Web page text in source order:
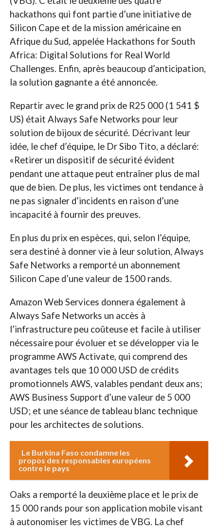
hackathons qui font partie d’une initiative de
Silicon Cape et de la mission américaine en
Afrique du Sud, appelée Hackathons for South
Africa: Digital Solutions for Real World
Challenges. Enfin, après beaucoup d’anticipation,
la solution gagnante a été annoncée.
Repartir avec le grand prix de R25 000 (1 541 $
US) était Always Safe Networks pour leur
solution de bijoux de sécurité. Décrivant leur
idée, le chef d’équipe, le Dr Sibo Tito, a déclaré:
«Retirer un dispositif de sécurité évident
pendant une attaque peut entraîner plus de mal
que de bien. De plus, les victimes ont tendance à
ne pas signaler d’incidents en raison d’une
incapacité à fournir des preuves.
En plus du prix en espèces, qui, selon l’équipe,
sera destiné à donner vie à leur solution, Always
Safe Networks a remporté un abonnement
Silicon Cape d’une valeur de 1500 rands.
Amazon Web Services donnera également à
Always Safe Networks un accès à
l’infrastructure peu coûteuse et facile à utiliser
nécessaire pour évoluer et se développer via le
programme AWS Activate, qui comprend des
avantages tels que 10 000 USD de crédits
promotionnels AWS, valables pendant deux ans;
AWS Business Support d’une valeur de 5 000
USD; et une séance de tableau blanc technique
pour les architectes de solutions.
Le Burkina Faso condamne les
propos des responsables européens
contre le pays
Oaks a remporté la deuxième place et le prix de
15 000 rands pour son application mobile visant
à autonomiser les victimes de VBG. La chef